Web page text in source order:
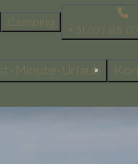
Camping
+31 (0) 85
Minute-Urlaub